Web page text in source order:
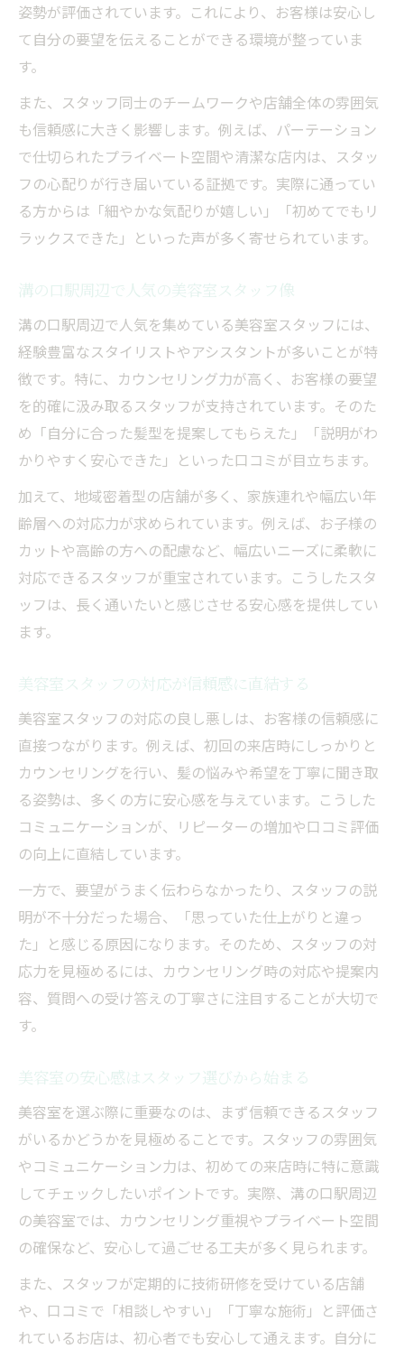
姿勢が評価されています。これにより、お客様は安心し
て自分の要望を伝えることができる環境が整っていま
す。
また、スタッフ同士のチームワークや店舗全体の雰囲気
も信頼感に大きく影響します。例えば、パーテーション
で仕切られたプライベート空間や清潔な店内は、スタッ
フの心配りが行き届いている証拠です。実際に通ってい
る方からは「細やかな気配りが嬉しい」「初めてでもリ
ラックスできた」といった声が多く寄せられています。
溝の口駅周辺で人気の美容室スタッフ像
溝の口駅周辺で人気を集めている美容室スタッフには、
経験豊富なスタイリストやアシスタントが多いことが特
徴です。特に、カウンセリング力が高く、お客様の要望
を的確に汲み取るスタッフが支持されています。そのた
め「自分に合った髪型を提案してもらえた」「説明がわ
かりやすく安心できた」といった口コミが目立ちます。
加えて、地域密着型の店舗が多く、家族連れや幅広い年
齢層への対応力が求められています。例えば、お子様の
カットや高齢の方への配慮など、幅広いニーズに柔軟に
対応できるスタッフが重宝されています。こうしたスタ
ッフは、長く通いたいと感じさせる安心感を提供してい
ます。
美容室スタッフの対応が信頼感に直結する
美容室スタッフの対応の良し悪しは、お客様の信頼感に
直接つながります。例えば、初回の来店時にしっかりと
カウンセリングを行い、髪の悩みや希望を丁寧に聞き取
る姿勢は、多くの方に安心感を与えています。こうした
コミュニケーションが、リピーターの増加や口コミ評価
の向上に直結しています。
一方で、要望がうまく伝わらなかったり、スタッフの説
明が不十分だった場合、「思っていた仕上がりと違っ
た」と感じる原因になります。そのため、スタッフの対
応力を見極めるには、カウンセリング時の対応や提案内
容、質問への受け答えの丁寧さに注目することが大切で
す。
美容室の安心感はスタッフ選びから始まる
美容室を選ぶ際に重要なのは、まず信頼できるスタッフ
がいるかどうかを見極めることです。スタッフの雰囲気
やコミュニケーション力は、初めての来店時に特に意識
してチェックしたいポイントです。実際、溝の口駅周辺
の美容室では、カウンセリング重視やプライベート空間
の確保など、安心して過ごせる工夫が多く見られます。
また、スタッフが定期的に技術研修を受けている店舗
や、口コミで「相談しやすい」「丁寧な施術」と評価さ
れているお店は、初心者でも安心して通えます。自分に